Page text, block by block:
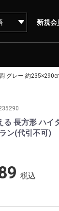
新規会
グレー 約
る 長方形 ハイ
ン(代引不可)
税込